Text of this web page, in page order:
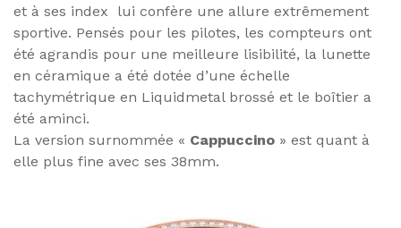
et à ses index lui confère une allure extrêmement
sportive. Pensés pour les pilotes, les compteurs ont
été agrandis pour une meilleure lisibilité, la lunette
en céramique a été dotée d’une échelle
tachymétrique en Liquidmetal brossé et le boîtier a
été aminci.
La version surnommée « Cappuccino » est quant à
elle plus fine avec ses 38mm.